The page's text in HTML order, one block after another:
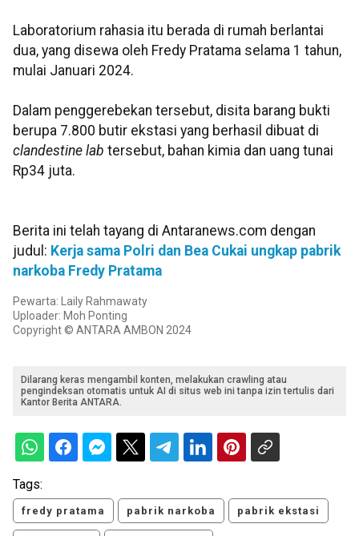
Laboratorium rahasia itu berada di rumah berlantai
dua, yang disewa oleh Fredy Pratama selama 1 tahun,
mulai Januari 2024.
Dalam penggerebekan tersebut, disita barang bukti
berupa 7.800 butir ekstasi yang berhasil dibuat di
clandestine lab tersebut, bahan kimia dan uang tunai
Rp34 juta.
Berita ini telah tayang di Antaranews.com dengan
judul: Kerja sama Polri dan Bea Cukai ungkap pabrik
narkoba Fredy Pratama
Pewarta: Laily Rahmawaty
Uploader: Moh Ponting
Copyright © ANTARA AMBON 2024
Dilarang keras mengambil konten, melakukan crawling atau
pengindeksan otomatis untuk AI di situs web ini tanpa izin tertulis dari
Kantor Berita ANTARA.
Tags:
fredy pratama pabrik narkoba pabrik ekstasi